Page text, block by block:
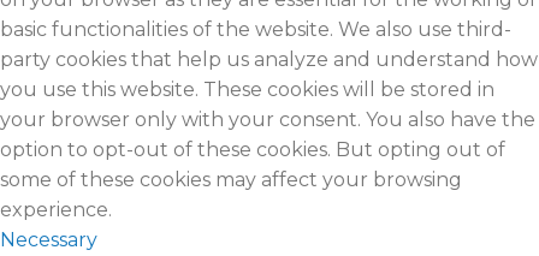
basic functionalities of the website. We also use third-
party cookies that help us analyze and understand how
you use this website. These cookies will be stored in
your browser only with your consent. You also have the
option to opt-out of these cookies. But opting out of
some of these cookies may affect your browsing
experience.
Necessary